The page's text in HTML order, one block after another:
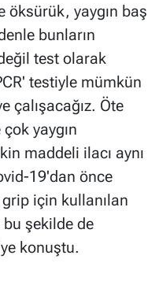
öksürük, yaygın baş
bunların
test olarak
testiyle mümkün
çalışacağız. Öte
yaygın
maddeli ilacı aynı
19'dan önce
için kullanılan
bu şekilde de
konuştu.